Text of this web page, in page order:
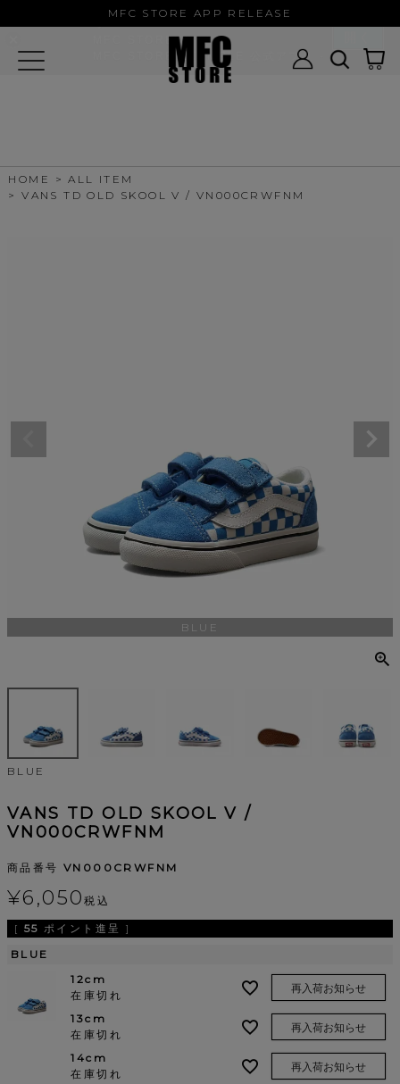
MFC STORE APP RELEASE
HOME
ALL ITEM
VANS TD OLD SKOOL V / VN000CRWFNM
BLUE
BLUE
VANS TD OLD SKOOL V /
VN000CRWFNM
商品番号 VN000CRWFNM
¥6,050税込
[ 55 ポイント進呈 ]
BLUE
12cm
在庫切れ
再入荷お知らせ
13cm
在庫切れ
再入荷お知らせ
14cm
在庫切れ
再入荷お知らせ
MFC STORE
MFC STORE/EXAMPLE 公式アプリ -
Google Play